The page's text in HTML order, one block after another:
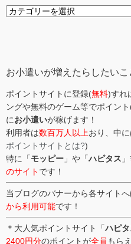
カ
お小遣いが増えたらしたいこ
ポイントサイトに登録(無料)すれ
ングや無料のゲーム等でポイン
にお小遣いが稼げます！
利用者は数百万人以上おり、中に
ポイントサイトとは?)
特に「モッピー 」や「ハピタス
のサイト です！
当ブログのバナーから各サイト
から利用可能です！
＊大人気ポイントサイト「ハピタ
2400円分のポイントが全員 もら